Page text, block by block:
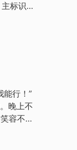
能行！”
晚上不
容不仅
不够聪